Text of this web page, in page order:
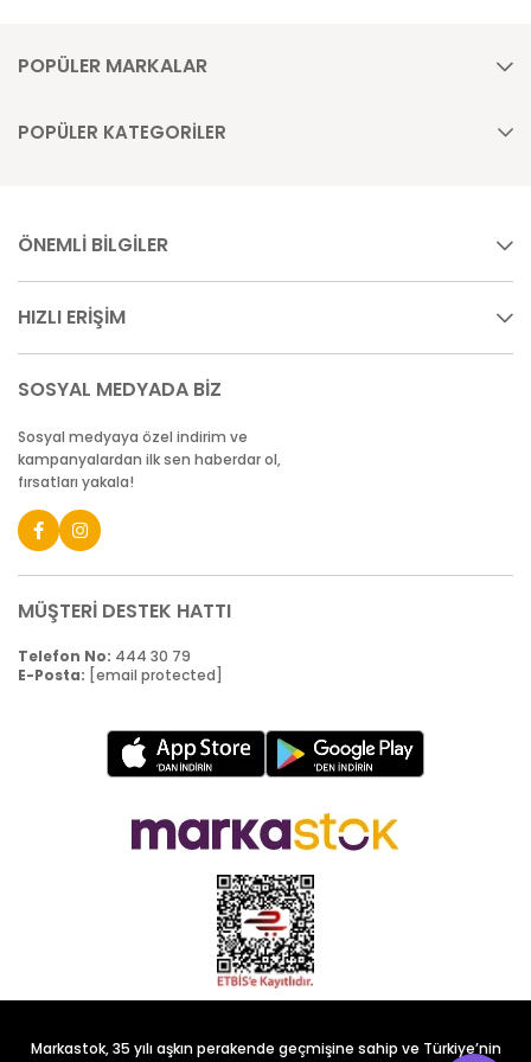
POPÜLER MARKALAR
POPÜLER KATEGORİLER
ÖNEMLİ BİLGİLER
HIZLI ERİŞİM
SOSYAL MEDYADA BİZ
Sosyal medyaya özel indirim ve
kampanyalardan ilk sen haberdar ol,
fırsatları yakala!
MÜŞTERİ DESTEK HATTI
Telefon No: 444 30 79
E-Posta: [email protected]
Markastok, 35 yılı aşkın perakende geçmişine sahip ve Türkiye’nin